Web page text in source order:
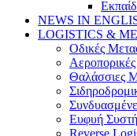
NEWS IN
LOGISTICS &
Οδικές
Θαλάσσιες
Ευφυή
Reverse